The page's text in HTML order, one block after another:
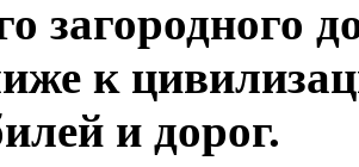
загородного
к
и дорог.